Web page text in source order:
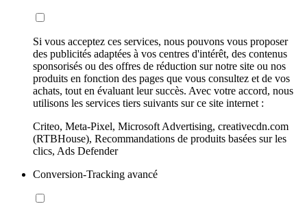
Si vous acceptez ces services, nous pouvons vous proposer
des publicités adaptées à vos centres d'intérêt, des contenus
sponsorisés ou des offres de réduction sur notre site ou nos
produits en fonction des pages que vous consultez et de vos
achats, tout en évaluant leur succès. Avec votre accord, nous
utilisons les services tiers suivants sur ce site internet :
Criteo, Meta-Pixel, Microsoft Advertising, creativecdn.com
(RTBHouse), Recommandations de produits basées sur les
clics, Ads Defender
Conversion-Tracking avancé